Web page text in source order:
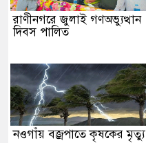
রাণীনগরে জুলাই গণঅভ্যুত্থান
দিবস পালিত
নওগাঁয় বজ্রপাতে কৃষকের মৃত্যু